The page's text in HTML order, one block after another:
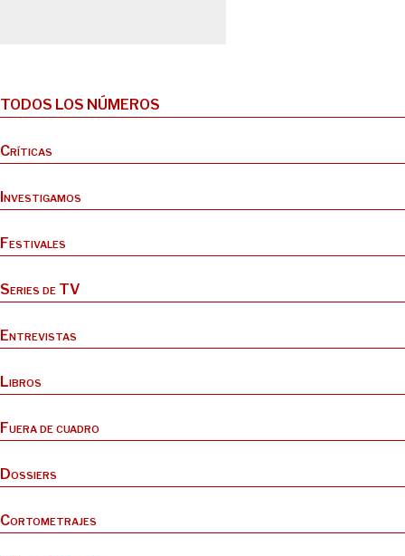
TODOS LOS NÚMEROS
Críticas
Investigamos
Festivales
Series de TV
Entrevistas
Libros
Fuera de cuadro
Dossiers
Cortometrajes